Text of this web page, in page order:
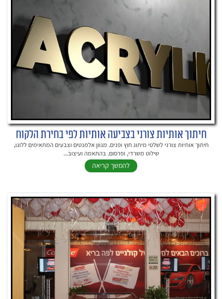
חיתוך אותיות צורני בצביעה אותיות לפי בחירת הלקוח
חיתוך אותיות צורני לשלטי מיתוג חוץ ופנים. מגוון אלמנטים וצבעים המתאימים ללוגו,
שילוט משרדי, ופרסום. בהתאמה ועיצוב...
להמשך קריאה